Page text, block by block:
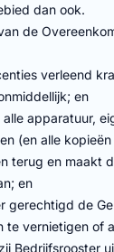
dan ook.
de
verleend
en
apparatuur,
(en alle
terug en maakt
en
gerechtigd de
te vernietigen of
Bedrijfsrooster